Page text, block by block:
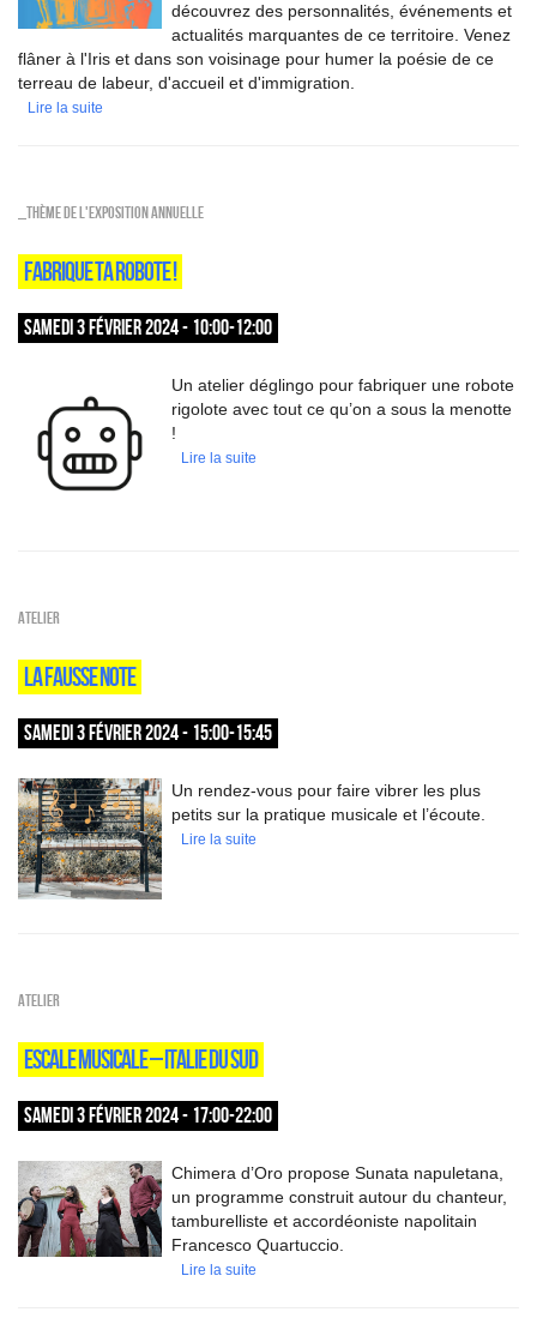
découvrez des personnalités, événements et
actualités marquantes de ce territoire. Venez
flâner à l'Iris et dans son voisinage pour humer la poésie de ce
terreau de labeur, d'accueil et d'immigration.
Lire la suite
_Thème de l'exposition annuelle
FABRIQUE TA ROBOTE !
SAMEDI 3 FÉVRIER 2024 - 10:00-12:00
Un atelier déglingo pour fabriquer une robote
rigolote avec tout ce qu’on a sous la menotte
!
Lire la suite
Atelier
LA FAUSSE NOTE
SAMEDI 3 FÉVRIER 2024 - 15:00-15:45
Un rendez-vous pour faire vibrer les plus
petits sur la pratique musicale et l’écoute.
Lire la suite
Atelier
ESCALE MUSICALE – ITALIE DU SUD
SAMEDI 3 FÉVRIER 2024 - 17:00-22:00
Chimera d’Oro propose Sunata napuletana,
un programme construit autour du chanteur,
tamburelliste et accordéoniste napolitain
Francesco Quartuccio.
Lire la suite